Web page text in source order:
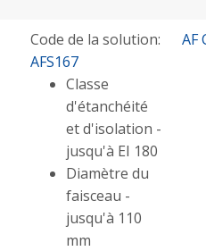
Code de la solution:
AFS167
Classe
d'étanchéité
et d'isolation -
jusqu'à EI 180
Diamètre du
faisceau -
jusqu'à 110
mm
AF